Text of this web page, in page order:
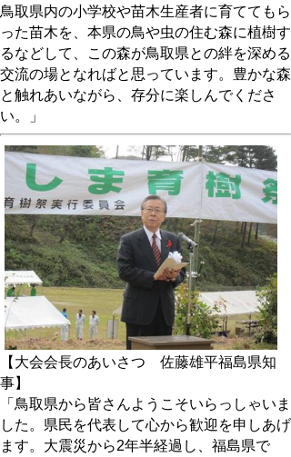
鳥取県内の小学校や苗木生産者に育ててもら
った苗木を、本県の鳥や虫の住む森に植樹す
るなどして、この森が鳥取県との絆を深める
交流の場となればと思っています。豊かな森
と触れあいながら、存分に楽しんでくださ
い。」
【大会会長のあいさつ 佐藤雄平福島県知
事】
「鳥取県から皆さんようこそいらっしゃいま
した。県民を代表して心から歓迎を申しあげ
ます。大震災から2年半経過し、福島県で